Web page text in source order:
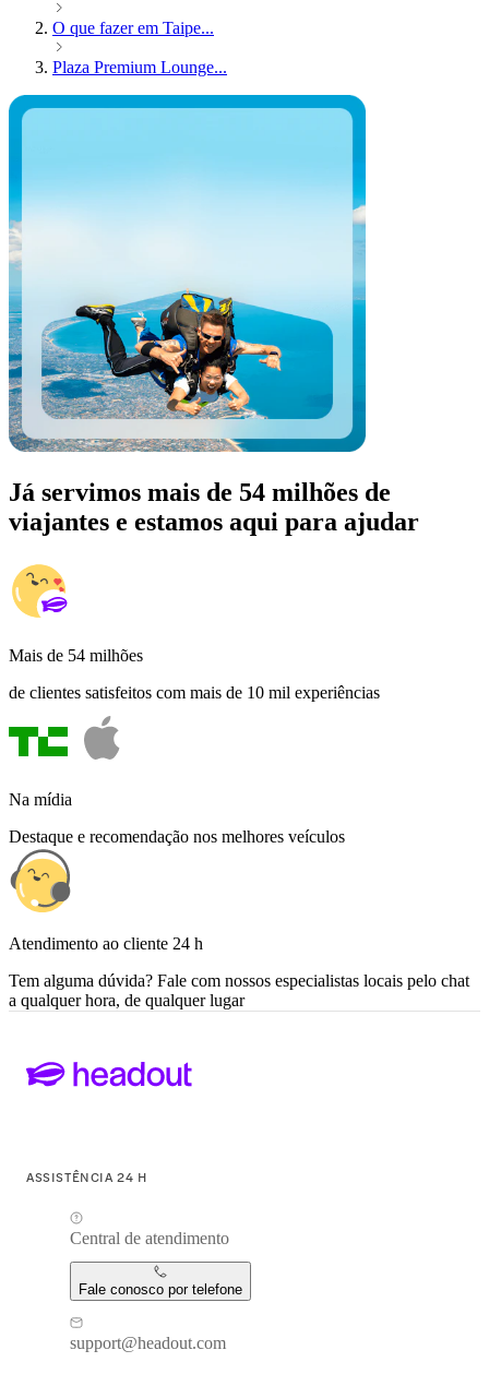
O que fazer em Taipe...
Plaza Premium Lounge...
Já servimos mais de 54 milhões de
viajantes e estamos aqui para ajudar
Mais de 54 milhões
de clientes satisfeitos com mais de 10 mil experiências
Na mídia
Destaque e recomendação nos melhores veículos
Atendimento ao cliente 24 h
Tem alguma dúvida? Fale com nossos especialistas locais pelo chat
a qualquer hora, de qualquer lugar
ASSISTÊNCIA 24 H
Central de atendimento
Fale conosco por telefone
support@headout.com